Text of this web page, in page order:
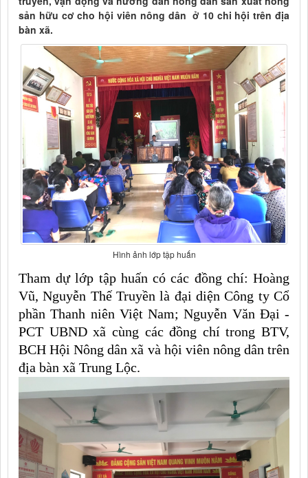
sản hữu cơ cho hội viên nông dân ở 10 chi hội trên địa
bàn xã.
Hình ảnh lớp tập huấn
Tham dự lớp tập huấn có các đồng chí: Hoàng
Vũ, Nguyễn Thế Truyền là đại diện Công ty Cổ
phần Thanh niên Việt Nam; Nguyễn Văn Đại -
PCT UBND xã cùng các đồng chí trong BTV,
BCH Hội Nông dân xã và hội viên nông dân trên
địa bàn xã Trung Lộc.